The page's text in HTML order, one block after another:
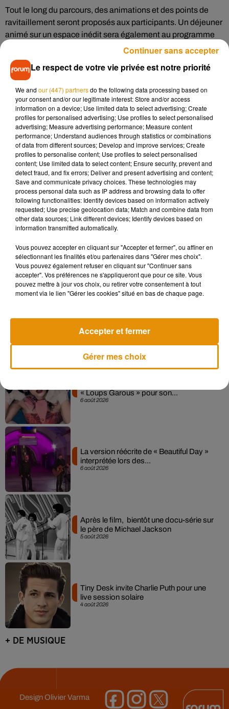
Tout le long du parcours, des animations et des points de
ravitaillement seront proposés aux participants. Un déjeuner
animé sur un espace inédit sera également au programme
(là encore, ces animations restent secrètes). Des stands et
des jeux seront par ailleurs proposés, avec notamment un
concours du « cycliste insolite ».
Rendez-vous donc le dimanche 1er septembre, au camping
de Crouy-sur-Cosson (départs de 9h à 11h). Inscriptions sur
place (5 euros, hors déjeuner).
Location de vélo sur réservation (www.100pour100bike
07 71 78 32 62)
Musique
7 août 2026
Madonna sort enfin le remix de « Love
Sensation » avec Kylie Minogue
7 août 2026
6 août 2026
« Loups Garous » pour son...
6 août 2026
La version réécrite de « Beautiful Day »
interprétée lors des...
5 août 2026
Après le film, bientôt une docu-série sur
le père de Michael Jackson
4 août 2026
Tiny Desk invite Charlie Puth pour une
live session solaire
+ DE MUSIQUE
DesignOlivier Varma
Le respect de votre vie privée est notre priorité
We and our (447) partnersdo the following data processing based on
your consent and/or our legitimate interest: Store and/or access
information on a device; Use limited data to select advertising; Create
profiles for personalised advertising; Use profiles to select personalised
advertising; Measure advertising performance; Measure content
performance; Understand audiences through statistics or combinations
of data from different sources; Develop and improve services; Create
profiles to personalise content; Use profiles to select personalised
content; Use limited data to select content; Ensure security, prevent and
detect fraud, and fix errors; Deliver and present advertising and content;
Save and communicate privacy choices. These technologies may
process personal data such as IP address and browsing data to offer
following functionalities: Identify devices based on information actively
requested; Use precise geolocation data; Match and combine data from
other data sources; Link different devices; Identify devices based on
information transmitted automatically.
Vous pouvez accepter en cliquant sur "Accepter et fermer", ou affiner en
sélectionnant les finalités et/ou partenaires dans "Gérer mes choix".
Vous pouvez également refuser en cliquant sur "Continuer sans
accepter". Vos préférences ne s'appliqueront que pour ce site. Vous
pouvez mettre à jour vos choix, ou retirer votre consentement à tout
moment via le lien "Gérer les cookies" situé en bas de chaque page.
Gérer mes choix
Accepter et fermer
Continuer sans accepter